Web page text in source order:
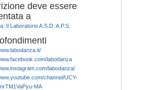
deve essere
a
Il Laboratorio A.S.D. A.P.S.
labodanza
labodanza/
channel/UCY-
MA